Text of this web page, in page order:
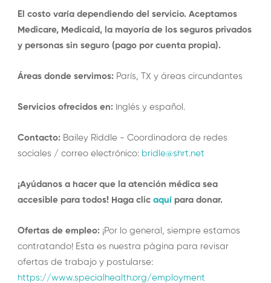
El costo varía dependiendo del servicio. Aceptamos
Medicare, Medicaid, la mayoría de los seguros privados
y personas sin seguro (pago por cuenta propia).
Áreas donde servimos:París, TX y áreas circundantes
Servicios ofrecidos en:Inglés y español.
Contacto:Bailey Riddle - Coordinadora de redes
sociales / correo electrónico: bridle@shrt.net
¡Ayúdanos a hacer que la atención médica sea
accesible para todos! Haga clic aquípara donar.
Ofertas de empleo:¡Por lo general, siempre estamos
contratando! Esta es nuestra página para revisar
ofertas de trabajo y postularse:
https://www.specialhealth.org/employment